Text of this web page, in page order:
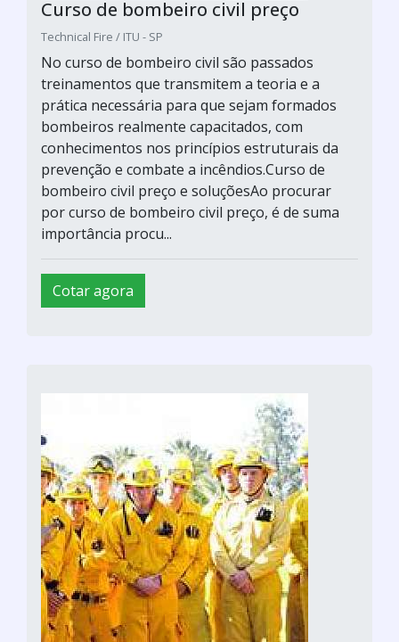
Curso de bombeiro civil preço
Technical Fire / ITU - SP
No curso de bombeiro civil são passados
treinamentos que transmitem a teoria e a
prática necessária para que sejam formados
bombeiros realmente capacitados, com
conhecimentos nos princípios estruturais da
prevenção e combate a incêndios.Curso de
bombeiro civil preço e soluçõesAo procurar
por curso de bombeiro civil preço, é de suma
importância procu...
Cotar agora